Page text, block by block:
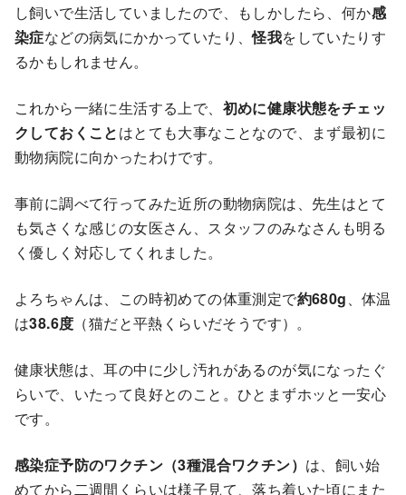
し飼いで生活していましたので、もしかしたら、何か感
染症などの病気にかかっていたり、怪我をしていたりす
るかもしれません。
これから一緒に生活する上で、 初めに健康状態をチェッ
クしておくことはとても大事なことなので、まず最初に
動物病院に向かったわけです。
事前に調べて行ってみた近所の動物病院は、先生はとて
も気さくな感じの女医さん、スタッフのみなさんも明る
く優しく対応してくれました。
よろちゃんは、この時初めての体重測定で約680g 、体温
は38.6度 （猫だと平熱くらいだそうです）。
健康状態は、耳の中に少し汚れがあるのが気になったぐ
らいで、いたって良好とのこと。ひとまずホッと一安心
です。
感染症予防のワクチン（3種混合ワクチン） は、飼い始
めてから二週間くらいは様子見て、落ち着いた頃にまた